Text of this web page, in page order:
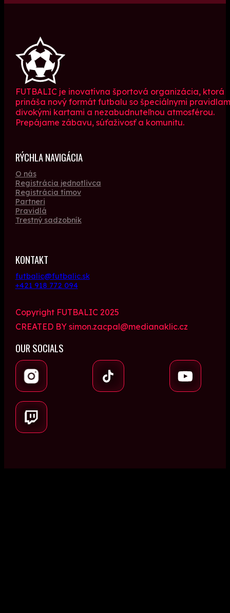
FUTBALIC je inovatívna športová organizácia, ktorá
prináša nový formát futbalu so špeciálnymi
divokými kartami a nezabudnuteľnou atmosférou.
Prepájame zábavu, súťaživosť a komunitu.
RÝCHLA NAVIGÁCIA
O nás
Registrácia jednotlivca
Registrácia tímov
Partneri
Pravidlá
Trestný sadzobník
KONTAKT
futbalic@futbalic.sk
+421 918 772 094
Copyright FUTBALIC 2025
CREATED BY simon.zacpal@medianaklic.cz
OUR SOCIALS